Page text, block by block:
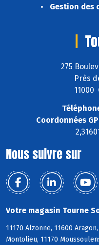
Gestion des
275
Près
11000
Coordonnées
Nous suivre sur
Votre magasin Tourne
11170 Alzonne, 11600
Montolieu, 11170